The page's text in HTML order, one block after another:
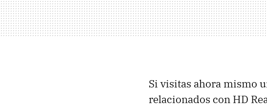
Si visitas ahora mismo
relacionados con HD